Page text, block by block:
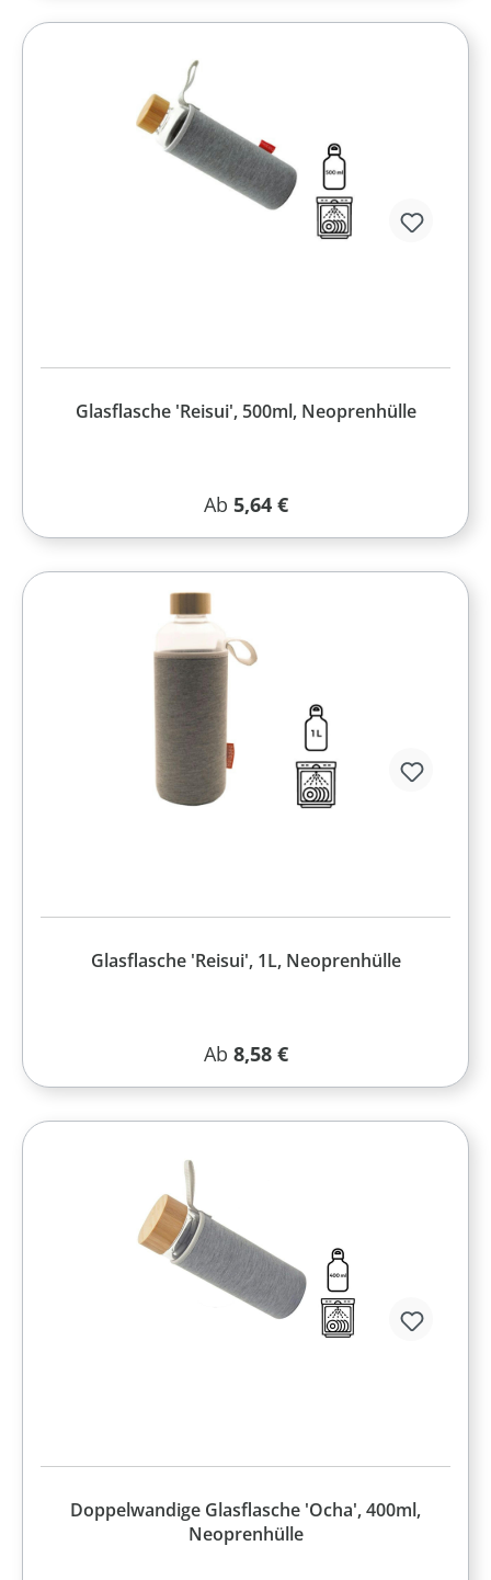
Glasflasche 'Reisui', 500ml, Neoprenhülle
Regulärer Preis:
Ab 5,64 €
Glasflasche 'Reisui', 1L, Neoprenhülle
Regulärer Preis:
Ab 8,58 €
Doppelwandige Glasflasche 'Ocha', 400ml,
Neoprenhülle